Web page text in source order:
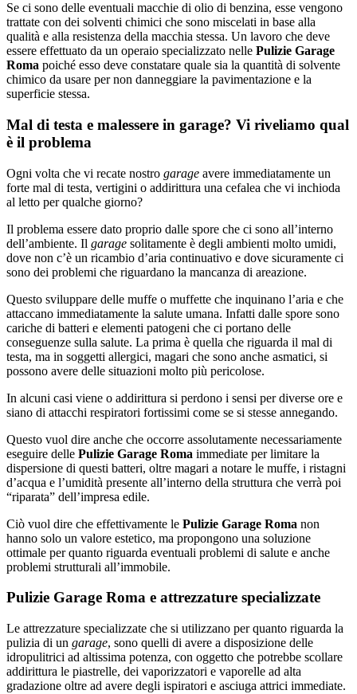
Se ci sono delle eventuali macchie di olio di benzina, esse vengono
trattate con dei solventi chimici che sono miscelati in base alla
qualità e alla resistenza della macchia stessa. Un lavoro che deve
essere effettuato da un operaio specializzato nelle Pulizie Garage
Roma poiché esso deve constatare quale sia la quantità di solvente
chimico da usare per non danneggiare la pavimentazione e la
superficie stessa.
Mal di testa e malessere in garage? Vi riveliamo qual
è il problema
Ogni volta che vi recate nostro garage avere immediatamente un
forte mal di testa, vertigini o addirittura una cefalea che vi inchioda
al letto per qualche giorno?
Il problema essere dato proprio dalle spore che ci sono all’interno
dell’ambiente. Il garage solitamente è degli ambienti molto umidi,
dove non c’è un ricambio d’aria continuativo e dove sicuramente ci
sono dei problemi che riguardano la mancanza di areazione.
Questo sviluppare delle muffe o muffette che inquinano l’aria e che
attaccano immediatamente la salute umana. Infatti dalle spore sono
cariche di batteri e elementi patogeni che ci portano delle
conseguenze sulla salute. La prima è quella che riguarda il mal di
testa, ma in soggetti allergici, magari che sono anche asmatici, si
possono avere delle situazioni molto più pericolose.
In alcuni casi viene o addirittura si perdono i sensi per diverse ore e
siano di attacchi respiratori fortissimi come se si stesse annegando.
Questo vuol dire anche che occorre assolutamente necessariamente
eseguire delle Pulizie Garage Roma immediate per limitare la
dispersione di questi batteri, oltre magari a notare le muffe, i ristagni
d’acqua e l’umidità presente all’interno della struttura che verrà poi
“riparata” dell’impresa edile.
Ciò vuol dire che effettivamente le Pulizie Garage Roma non
hanno solo un valore estetico, ma propongono una soluzione
ottimale per quanto riguarda eventuali problemi di salute e anche
problemi strutturali all’immobile.
Pulizie Garage Roma e attrezzature specializzate
Le attrezzature specializzate che si utilizzano per quanto riguarda la
pulizia di un garage, sono quelli di avere a disposizione delle
idropulitrici ad altissima potenza, con oggetto che potrebbe scollare
addirittura le piastrelle, dei vaporizzatori e vaporelle ad alta
gradazione oltre ad avere degli ispiratori e asciuga attrici immediate.